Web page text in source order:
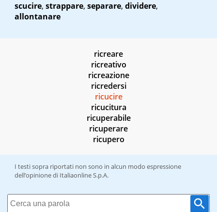
scucire, strappare, separare, dividere,
allontanare
ricreare
ricreativo
ricreazione
ricredersi
ricucire
ricucitura
ricuperabile
ricuperare
ricupero
I testi sopra riportati non sono in alcun modo espressione
dell’opinione di Italiaonline S.p.A.